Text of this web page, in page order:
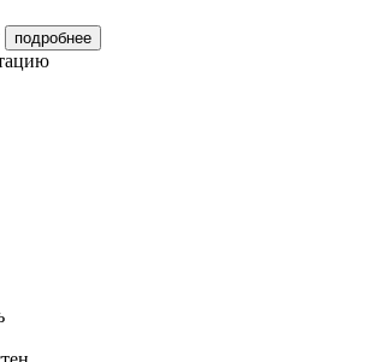
подробнее